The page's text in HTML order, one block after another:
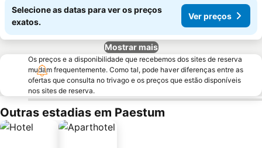
Selecione as datas para ver os preços
exatos.
Ver preços
Mostrar mais
Os preços e a disponibilidade que recebemos dos sites de reserva
mudam frequentemente. Como tal, pode haver diferenças entre as
ofertas que consulta no trivago e os preços que estão disponíveis
nos sites de reserva.
Outras estadias em Paestum